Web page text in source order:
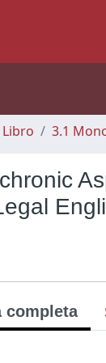
Libro 3.1
completa